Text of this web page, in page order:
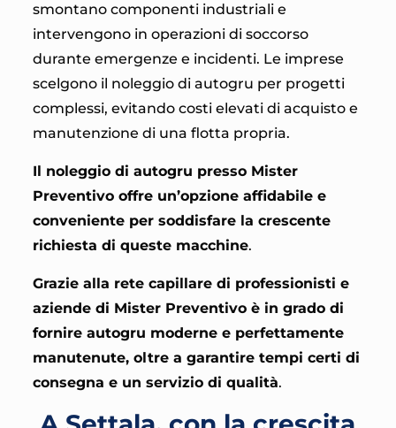
smontano componenti industriali e
intervengono in operazioni di soccorso
durante emergenze e incidenti. Le imprese
scelgono il noleggio di autogru per progetti
complessi, evitando costi elevati di acquisto e
manutenzione di una flotta propria.
Il noleggio di autogru presso Mister
Preventivo offre un’opzione affidabile e
conveniente per soddisfare la crescente
richiesta di queste macchine.
Grazie alla rete capillare di professionisti e
aziende di Mister Preventivo è in grado di
fornire autogru moderne e perfettamente
manutenute, oltre a garantire tempi certi di
consegna e un servizio di qualità.